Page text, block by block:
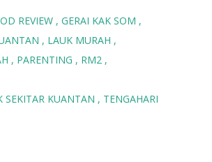
REVIEW
GERAI KAK SOM
LAUK MURAH
PARENTING
RM2
SEKITAR KUANTAN
TENGAHARI